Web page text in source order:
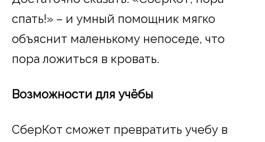
спать!» – и умный помощник мягко
объяснит маленькому непоседе, что
пора ложиться в кровать.
Возможности для учёбы
СберКот сможет превратить учебу в